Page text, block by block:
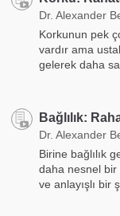
Dr. Alexander
Korkunun pek
vardır ama
gelerek daha
Bağlılık:
Dr. Alexander
Birine bağlılık
daha nesnel bir
ve anlayışlı bir